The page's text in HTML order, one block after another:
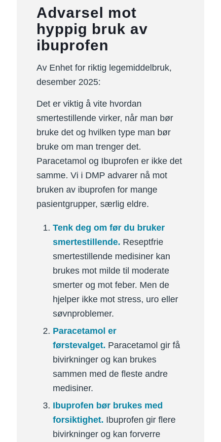
Advarsel mot
hyppig bruk av
ibuprofen
Av Enhet for riktig legemiddelbruk,
desember 2025:
Det er viktig å vite hvordan
smertestillende virker, når man bør
bruke det og hvilken type man bør
bruke om man trenger det.
Paracetamol og Ibuprofen er ikke det
samme. Vi i DMP advarer nå mot
bruken av ibuprofen for mange
pasientgrupper, særlig eldre.
Tenk deg om før du bruker
smertestillende. Reseptfrie
smertestillende medisiner kan
brukes mot milde til moderate
smerter og mot feber. Men de
hjelper ikke mot stress, uro eller
søvnproblemer.
Paracetamol er
førstevalget. Paracetamol gir få
bivirkninger og kan brukes
sammen med de fleste andre
medisiner.
Ibuprofen bør brukes med
forsiktighet. Ibuprofen gir flere
bivirkninger og kan forverre